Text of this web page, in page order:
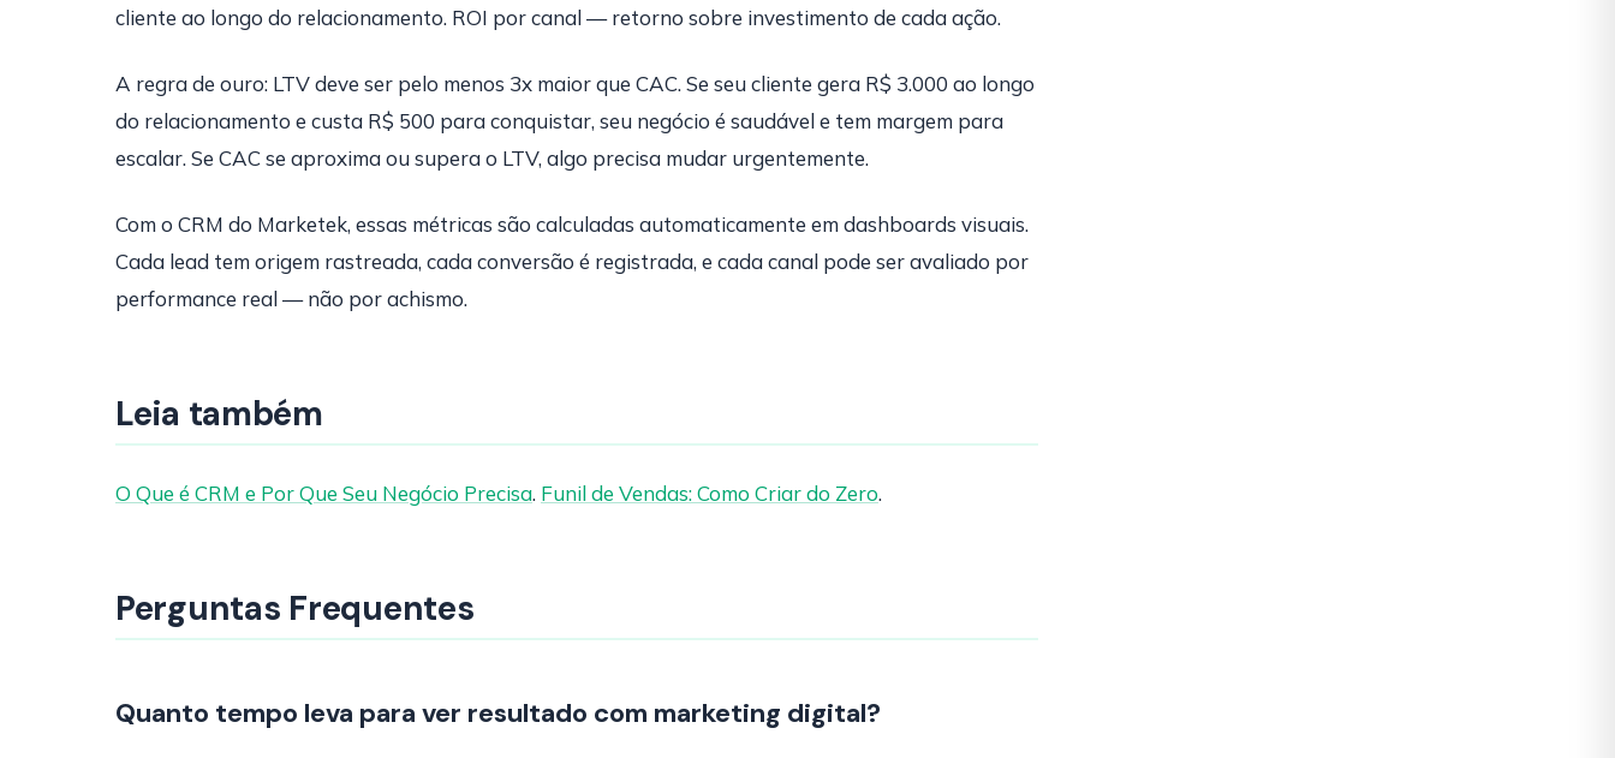
cliente ao longo do relacionamento. ROI por canal — retorno sobre investimento de cada ação.
A regra de ouro: LTV deve ser pelo menos 3x maior que CAC. Se seu cliente gera R$ 3.000 ao longo
do relacionamento e custa R$ 500 para conquistar, seu negócio é saudável e tem margem para
escalar. Se CAC se aproxima ou supera o LTV, algo precisa mudar urgentemente.
Com o CRM do Marketek, essas métricas são calculadas automaticamente em dashboards visuais.
Cada lead tem origem rastreada, cada conversão é registrada, e cada canal pode ser avaliado por
performance real — não por achismo.
Leia também
O Que é CRM e Por Que Seu Negócio Precisa. Funil de Vendas: Como Criar do Zero.
Perguntas Frequentes
Quanto tempo leva para ver resultado com marketing digital?